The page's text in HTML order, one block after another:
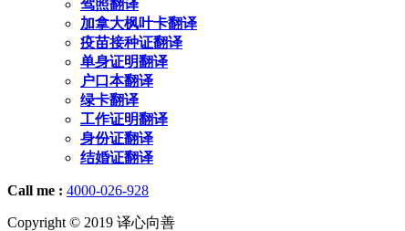
驾照翻译
加拿大枫叶卡翻译
疫苗接种证翻译
单身证明翻译
户口本翻译
绿卡翻译
工作证明翻译
身份证翻译
结婚证翻译
Call me : 4000-026-928
Copyright © 2019 译心向善